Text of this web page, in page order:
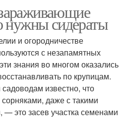
нужны сидераты
и огородничестве
с незапамятных
знания во многом оказались
по крупицам.
известно, что
даже с такими
это засев участка семенами